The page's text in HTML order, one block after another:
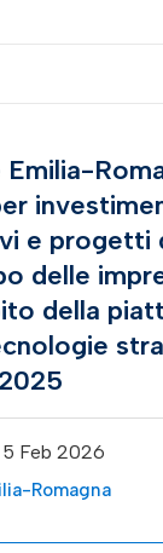
Emilia-
e progetti
delle
della
5 Feb 2026
Romagna